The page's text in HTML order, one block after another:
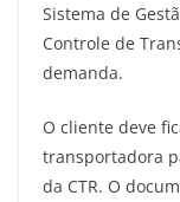
Sistema de
Controle de
demanda.
O cliente deve
transportadora
da CTR. O